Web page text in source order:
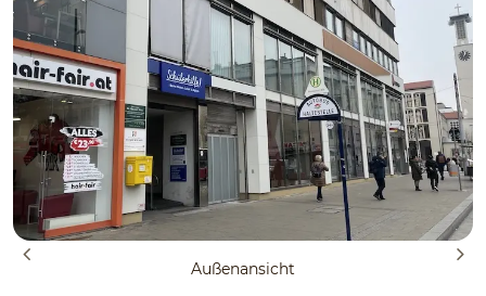
Außenansicht